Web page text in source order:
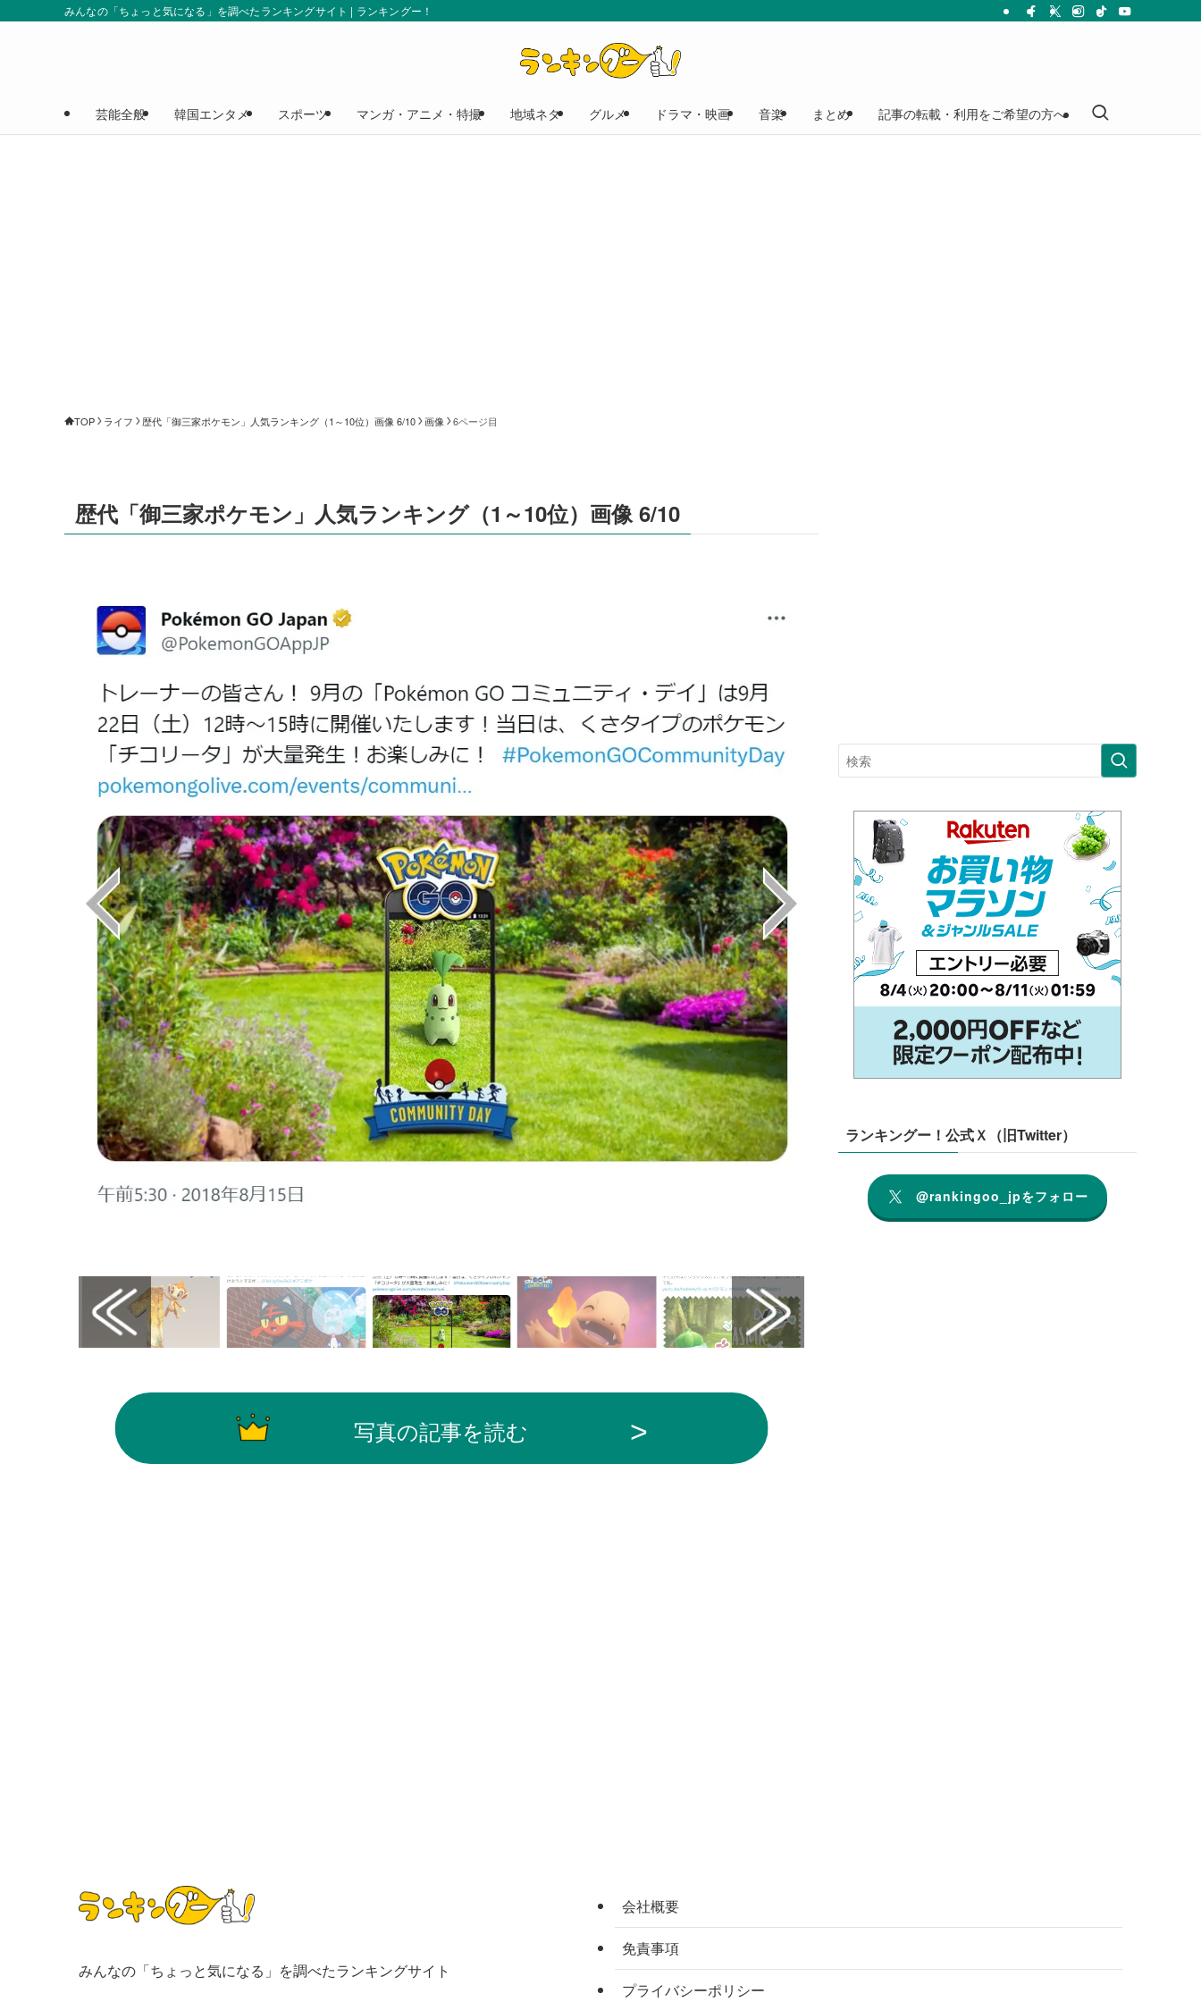
みんなの「ちょっと気になる」を調べたランキングサイト | ランキングー！
芸能全般 韓国エンタメ スポーツ マンガ・アニメ・特撮 地域ネタ グルメ ドラマ・映画 音楽 まとめ 記事の転載・利用をご希望の方へ
TOP ライフ 歴代「御三家ポケモン」人気ランキング（1～10位）画像 6/10 画像 6ページ目
歴代「御三家ポケモン」人気ランキング（1～10位）画像 6/10
写真の記事を読む
ランキングー！公式Ｘ（旧Twitter）
@rankingoo_jpをフォロー
みんなの「ちょっと気になる」を調べたランキングサイト
会社概要
免責事項
プライバシーポリシー